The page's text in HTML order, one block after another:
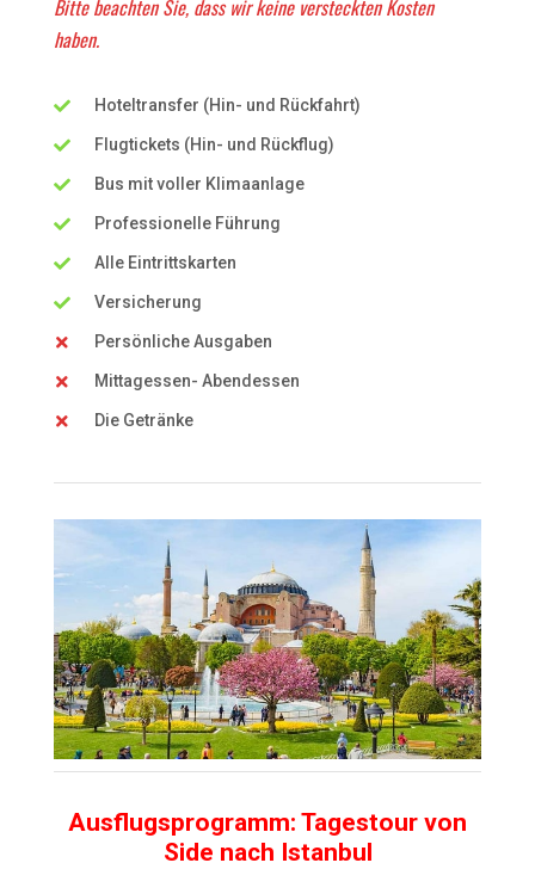
Bitte beachten Sie, dass wir keine versteckten Kosten
haben.
Hoteltransfer (Hin- und Rückfahrt)
Flugtickets (Hin- und Rückflug)
Bus mit voller Klimaanlage
Professionelle Führung
Alle Eintrittskarten
Versicherung
Persönliche Ausgaben
Mittagessen- Abendessen
Die Getränke
Ausflugsprogramm: Tagestour von
Side nach Istanbul